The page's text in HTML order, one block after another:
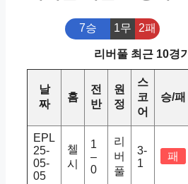
7승 1무 2패
리버풀 최근 10경기
날
짜
홈
전
반
원
정
스
코
어
승/패
EPL
25-
05-
05
첼
시
1
–
0
리
버
풀
3-
1
패